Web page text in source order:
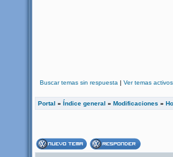
Buscar temas sin respuesta | Ver temas activos
Portal » Índice general » Modificaciones »